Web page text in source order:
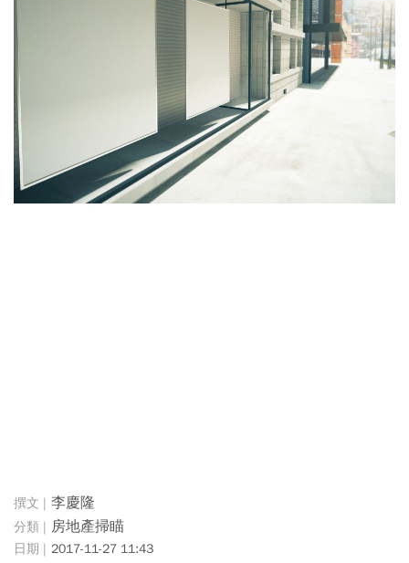
李慶隆
房地產掃瞄
2017-11-27 11:43